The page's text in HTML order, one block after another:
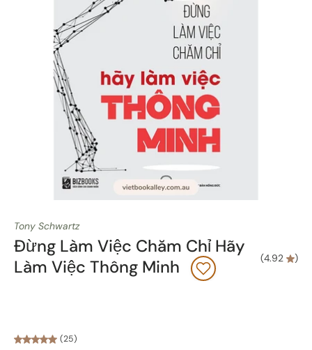
Tony Schwartz
Đừng Làm Việc Chăm Chỉ Hãy
Làm Việc Thông Minh
(4.92 )
(25)